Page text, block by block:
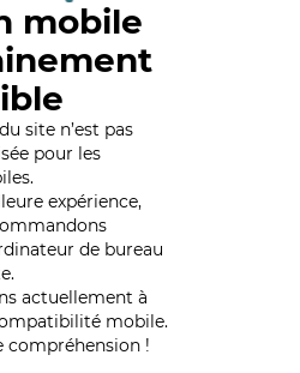
mobile
site n’est pas
pour les
expérience,
de bureau
actuellement à
mobile.
compréhension !